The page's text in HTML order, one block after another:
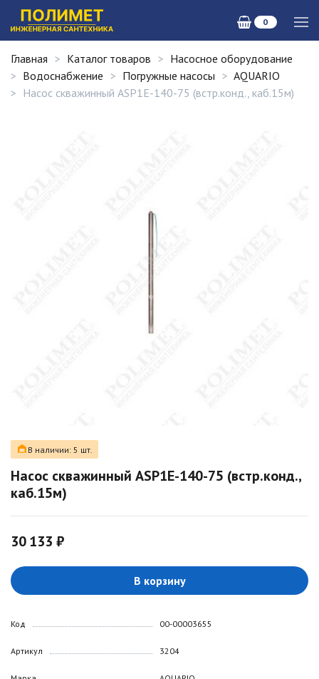
0
Главная Каталог товаров
Насосное оборудование
Водоснабжение
Погружные насосы
AQUARIO
Насос скважинный ASP1E-140-75 (встр.конд., каб.15м)
В наличии: 5 шт.
Насос скважинный ASP1E-140-75 (встр.конд.,
каб.15м)
30 133 ₽
В корзину
Код
Артикул
00-00003655
3204